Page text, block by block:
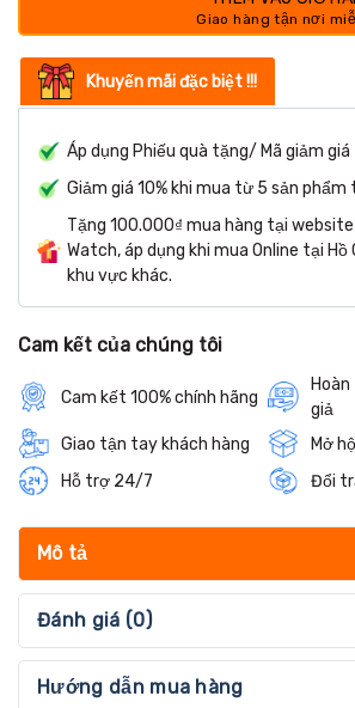
Khuyến mãi đặc biệt !!!
Áp dụng Phiếu quà tặng/ Mã giảm
Giảm giá 10% khi mua từ 5 sản phẩm
Tặng 100.000₫ mua hàng tại
Watch, áp dụng khi mua Online tại Hồ
khu vực khác.
Cam kết của chúng tôi
Cam kết 100% chính hãng
Hoàn
giả
Giao tận tay khách hàng
Mở
Hỗ trợ 24/7
Đổi
Mô tả
Đánh giá (0)
Hướng dẫn mua hàng